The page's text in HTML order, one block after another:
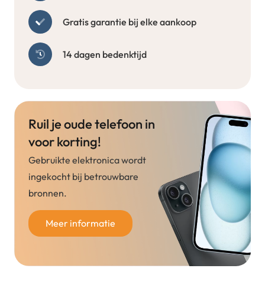
Gratis garantie bij elke aankoop
14 dagen bedenktijd
Ruil je oude telefoon in
voor korting!
Gebruikte elektronica wordt
ingekocht bij betrouwbare
bronnen.
Meer informatie